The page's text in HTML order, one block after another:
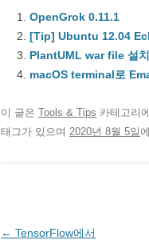
OpenGrok 0.11.1
[Tip] Ubuntu 12.04
PlantUML war file 설치
macOS terminal로
이 글은 Tools & Tips 카테고리
태그가 있으며 2020년 8월 5일
글
← TensorFlow에서